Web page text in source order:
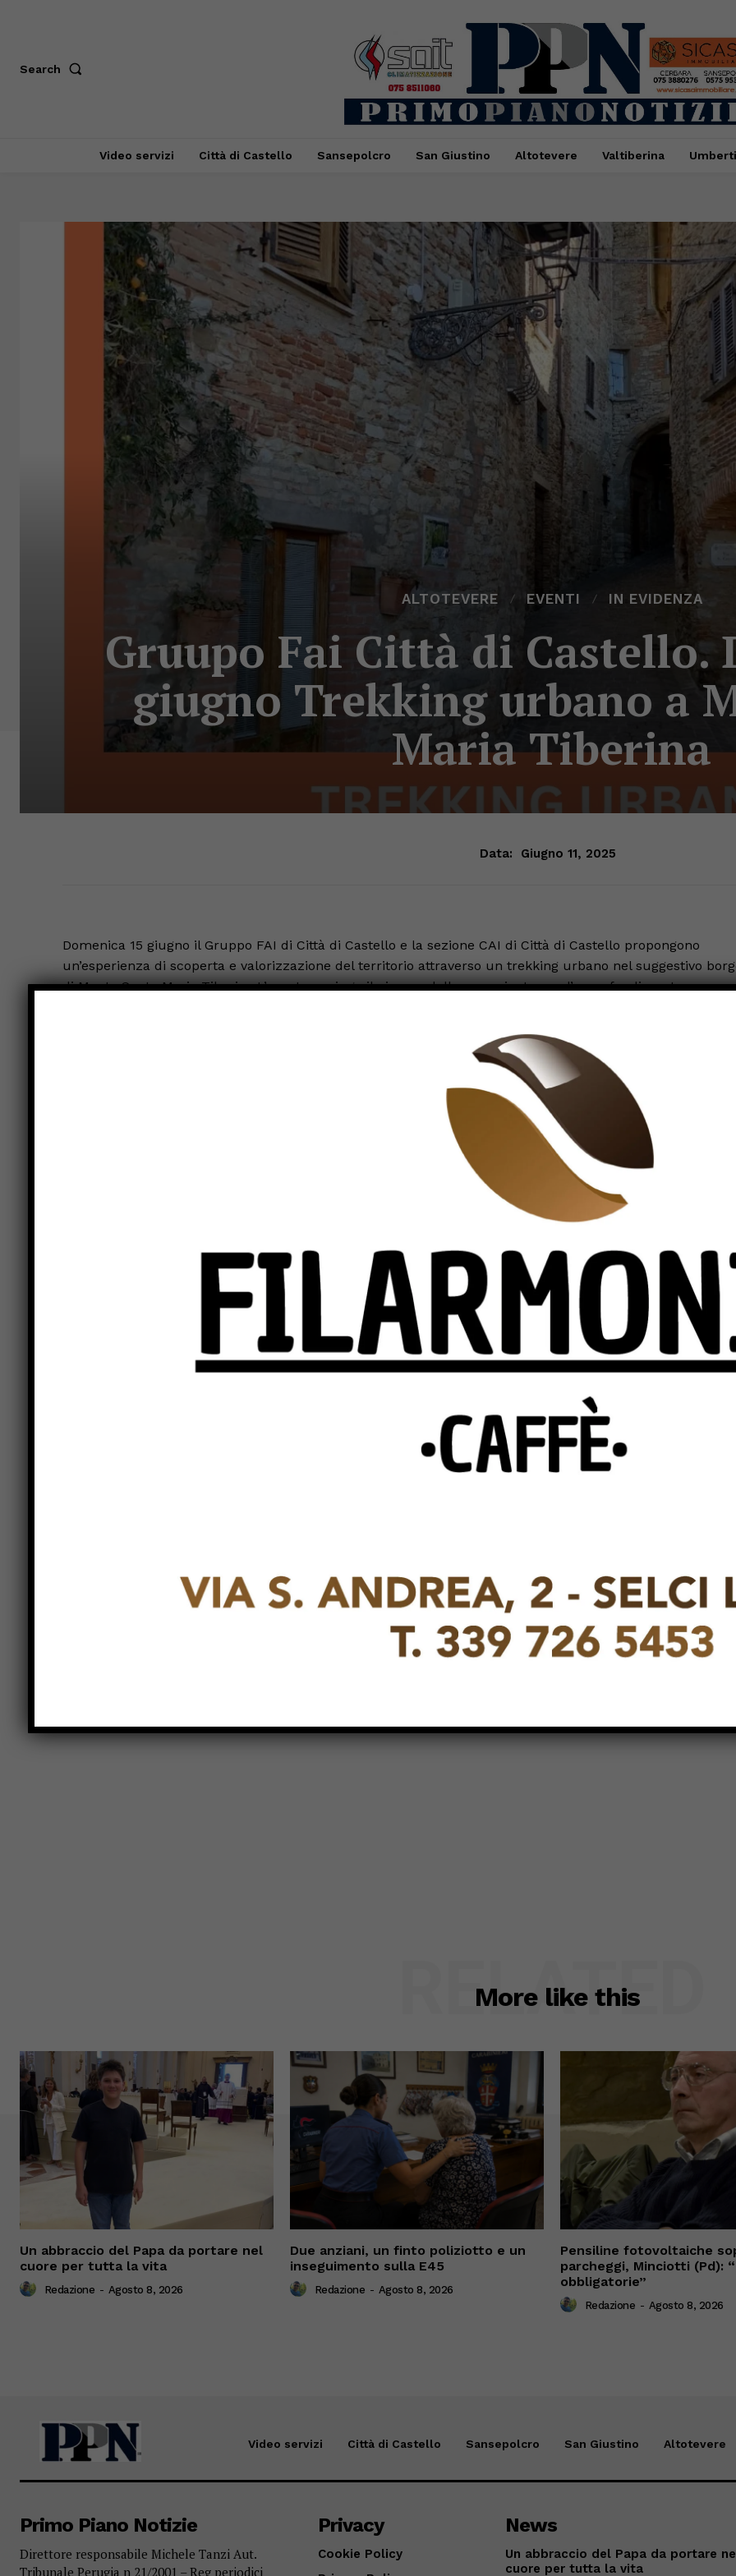
Search
Video servizi Città di Castello Sansepolcro San Giustino Altotevere Valtiberina
ALTOTEVERE EVENTI IN EVIDENZA
Gruupo Fai Città di Castello.
giugno Trekking urbano a
Maria Tiberina
Data: Giugno 11, 2025
Domenica 15 giugno il Gruppo FAI di Città di Castello e la sezione CAI di Città di Castello propongono
un’esperienza di scoperta e valorizzazione del territorio attraverso un trekking urbano nel suggestivo
di Monte Santa Maria Tiberina.L’evento coniuga il piacere della camminata con l’approfondimento
La visita toccherà i principali punti di interesse storico-architettonico, con particolare attenzione alla Pieve
di Santa Maria Assunta, antico edificio di culto di grande fascino, e al Palazzo Museo Bourbon del Monte,
emblema della storia secolare del luogo, indissolubilmente legata alla nobile famiglia dei marchesi
Bourbon del Monte, il cui dominio ha segnato profondamente l’identità storica del borgo.Un’occasione per
scoprire, camminando, il patrimonio paesaggistico e culturale di uno dei borghi più caratteristici dell’Alta
Valle del Tevere.Appuntamento alle ore 10:00 presso Scuola primaria di Monte Santa Maria Tiberina,
https://fondoambiente.it/eventi/trekking-urbano-28186 e un contributo libero. Durata della passeggiata
Si raccomandano abbigliamento e calzature adatte alla passeggiata anche su strada sterrata. Possibilità
pranzo al sacco (a cura dei partecipanti) al termine dell’attività.Si ringrazia per la collaborazione: Comune
di Monte Santa Maria Tiberina, CAI di Città di Castello.
Per ulteriori informazioni: mail cittadicastello@gruppofai.fondoambiente.it, Instagram “Gruppo FAI Città di
More like this
RELATED
Un abbraccio del Papa da portare nel
cuore per tutta la vita
Redazione - Agosto 8, 2026
Due anziani, un finto poliziotto e un
inseguimento sulla E45
Redazione - Agosto 8, 2026
Pensiline fotovoltaiche
parcheggi, Minciotti (Pd):
obbligatorie”
Redazione - Agosto 8, 2026
Video servizi Città di Castello Sansepolcro San Giustino Altotevere
Primo Piano Notizie
Direttore responsabile Michele Tanzi Aut.
Tribunale Perugia n 21/2001 – Reg periodici
Privacy
Cookie Policy
News
Un abbraccio del Papa da portare
cuore per tutta la vita